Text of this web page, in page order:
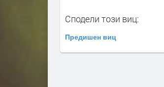
Сподели този виц:
Предишен виц